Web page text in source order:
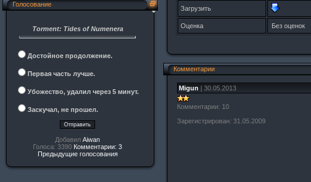
Голосование
Torment: Tides of Numenera
Достойное продолжение.
Первая часть лучше.
Убожество, удалил через 5 минут.
Заскучал, не прошел.
Добавил Aiwan
Голоса: 3390 Комментарии: 3
Предыдущие голосования
Загрузить
Оценка
Без оценок
Комментарии
Migun | 30.05.2013
Комментарии: 10
Зарегистрирован: 31.05.2009